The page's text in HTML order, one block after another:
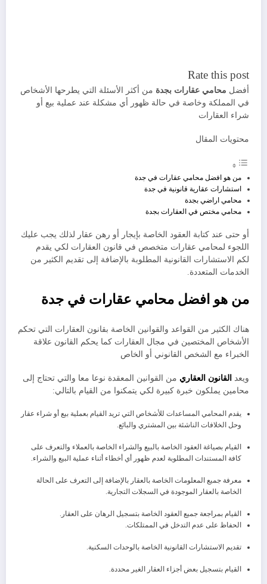
Rate this post
أفضل محامي عقارات بجدة من أكثر الأسئلة التي يطرحها الأشخاص
في المملكة وخاصة في حالة ظهور أي مشكلة عند عملية بيع أو
شراء العقارات
محتويات المقال
من هو افضل محامي عقارات في جدة
استشارات عقارية قانونية في جدة
محامي اراضي بجدة
محامي مختص في العقارات بجدة
أو حتى عند كتابة العقود الخاصة بإيجار أو رهن عقار لذلك يجب عليك
اللجوء لمحامي عقارات متخصص في قانون العقارات لكي يقدم
لكم الاستشارات القانونية المطلوبة بالإضافة إلى تقديم الكثير من
الخدمات المتعددة.
من هو افضل محامي عقارات في جدة
هناك الكثير من القواعد والقوانين الخاصة بقانون العقارات التي تحكم
الأشخاص المختصين في مجال العقارات كما يحكم القانون علاقة
الخبراء مع الشخص القانوني أو الخاص
ويعد القانون العقاري من القوانين المعقدة نوعا معا والتي تحتاج إلى
محامين يملكون خبرة كبيرة لكي يتمكنوا من القيام بالتالي:
يقدم المحامي المساعدات للأشخاص التي تريد القيام بعملية بيع أو شراء عقار
وحل الخلافات الناشئة بين المشتري والبائع.
القيام بصياغة العقود الخاصة بالبيع والشراء الخاصة بالعملاء والتعرف على
كافة المستندات المطلوبة لعدم ظهور أي أخطاء أثناء عملية البيع والشراء.
معرفة جميع المعلومات الخاصة بالعقار بالإضافة إلى التعرف على الحالة
الخاصة بالعقار الموجودة في السجلات التجارية.
القيام بمراجعة جميع العقود الخاصة بتسجيل الرهان على العقار.
الحفاظ على عدم التدخل في الممتلكات.
تقديم الاستشارات القانونية الخاصة بالوحدات السكنية.
القيام بتسجيل بعض أجزاء العقار الغير محددة.